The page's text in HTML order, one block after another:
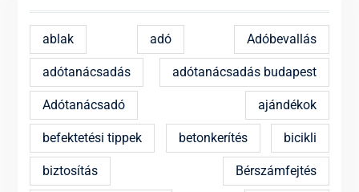
ablak adó Adóbevallás
adótanácsadás adótanácsadás budapest
Adótanácsadó ajándékok
befektetési tippek betonkerítés bicikli
biztosítás Bérszámfejtés